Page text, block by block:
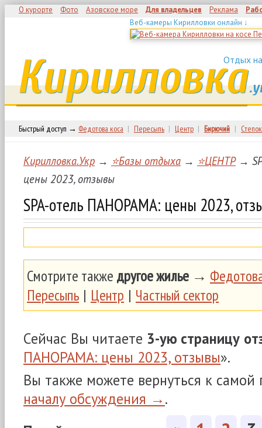
О курорте Фото Азовское море Для владельцев Реклама
Веб-камеры Кирилловки онлайн ↓
Отдых
Кирилловка
Быстрый доступ → Федотова коса | Пересыпь | Центр | Бирючий | Степок
Кирилловка.Укр → ⭐Базы отдыха → ⭐ЦЕНТР→
цены 2023, отзывы
SPA-отель ПАНОРАМА: цены 2023,
Смотрите также другое жилье →
Пересыпь | Центр | Частный сектор
Сейчас Вы читаете 3-ую страницу
ПАНОРАМА: цены 2023, отзывы».
Вы также можете вернуться к самой
началу обсуждения →.